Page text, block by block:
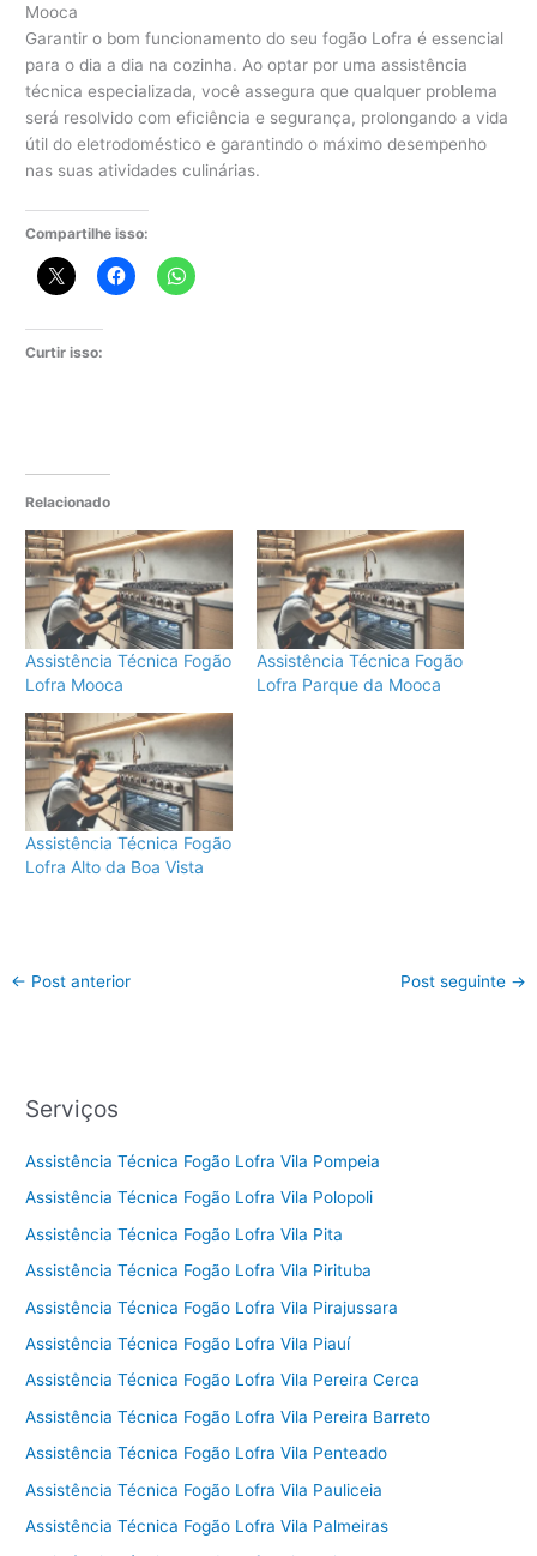
Mooca
Garantir o bom funcionamento do seu fogão Lofra é essencial
para o dia a dia na cozinha. Ao optar por uma assistência
técnica especializada, você assegura que qualquer problema
será resolvido com eficiência e segurança, prolongando a vida
útil do eletrodoméstico e garantindo o máximo desempenho
nas suas atividades culinárias.
Compartilhe isso:
Curtir isso:
Relacionado
Assistência Técnica Fogão
Lofra Mooca
Assistência Técnica Fogão
Lofra Parque da Mooca
Assistência Técnica Fogão
Lofra Alto da Boa Vista
← Post anterior Post seguinte →
Serviços
Assistência Técnica Fogão Lofra Vila Pompeia
Assistência Técnica Fogão Lofra Vila Polopoli
Assistência Técnica Fogão Lofra Vila Pita
Assistência Técnica Fogão Lofra Vila Pirituba
Assistência Técnica Fogão Lofra Vila Pirajussara
Assistência Técnica Fogão Lofra Vila Piauí
Assistência Técnica Fogão Lofra Vila Pereira Cerca
Assistência Técnica Fogão Lofra Vila Pereira Barreto
Assistência Técnica Fogão Lofra Vila Penteado
Assistência Técnica Fogão Lofra Vila Pauliceia
Assistência Técnica Fogão Lofra Vila Palmeiras